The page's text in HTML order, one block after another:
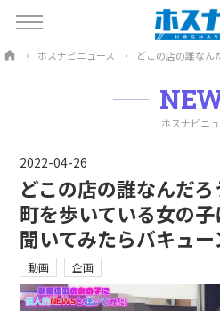
ホスナビニュース どこの店の誰なん
ホスナビニ
2022-04-26
どこの店の誰なんだ
町を歩いている女の
聞いてみたらバキュー
動画 企画